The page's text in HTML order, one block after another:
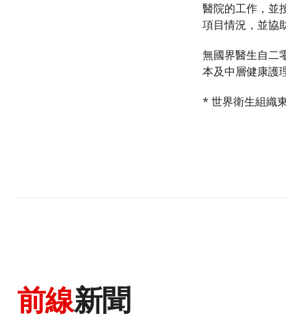
醫院的工作，並
項目情況，並協
無國界醫生自二
本及中層健康護
* 世界衛生組織
前線新聞